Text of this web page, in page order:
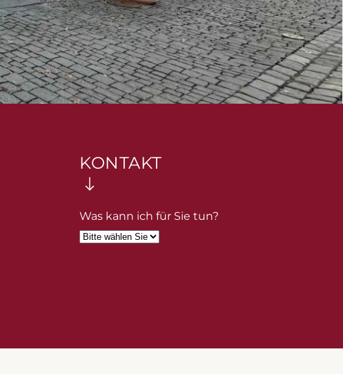
KONTAKT
Was kann ich für Sie tun?